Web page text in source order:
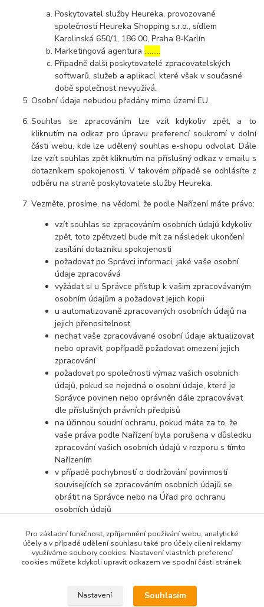
Poskytovatel služby Heureka, provozované
společností Heureka Shopping s.r.o., sídlem
Karolinská 650/1, 186 00, Praha 8-Karlín
Marketingová agentura………
Případně další poskytovatelé zpracovatelských
softwarů, služeb a aplikací, které však v současné
době společnost nevyužívá.
Osobní údaje nebudou předány mimo území EU.
Souhlas se zpracováním lze vzít kdykoliv zpět, a to
kliknutím na odkaz pro úpravu preferencí soukromí v dolní
části webu, kde lze udělený souhlas e-shopu odvolat. Dále
lze vzít souhlas zpět kliknutím na příslušný odkaz v emailu s
dotazníkem spokojenosti. V takovém případě se odhlásíte z
odběru na straně poskytovatele služby Heureka.
Vezměte, prosíme, na vědomí, že podle Nařízení máte právo:
vzít souhlas se zpracováním osobních údajů kdykoliv
zpět, toto zpětvzetí bude mít za následek ukončení
zasílání dotazníku spokojenosti
požadovat po Správci informaci, jaké vaše osobní
údaje zpracovává
vyžádat si u Správce přístup k vašim zpracovávaným
osobním údajům a požadovat jejich kopii
u automatizovaně zpracovaných osobních údajů na
jejich přenositelnost
nechat vaše zpracovávané osobní údaje aktualizovat
nebo opravit, popřípadě požadovat omezení jejich
zpracování
požadovat po společnosti výmaz vašich osobních
údajů, pokud se nejedná o osobní údaje, které je
Správce povinen nebo oprávněn dále zpracovávat
dle příslušných právních předpisů
na účinnou soudní ochranu, pokud máte za to, že
vaše práva podle Nařízení byla porušena v důsledku
zpracování vašich osobních údajů v rozporu s tímto
Nařízením
v případě pochybností o dodržování povinností
souvisejících se zpracováním osobních údajů se
obrátit na Správce nebo na Úřad pro ochranu
osobních údajů
Pro základní funkčnost, zpříjemnění používání webu, analytické
účely a v případě udělení souhlasu také pro účely cílení reklamy
využíváme soubory cookies. Nastavení vlastních preferencí
cookies můžete kdykoli upravit odkazem ve spodní části stránek.
Nastavení Souhlasím